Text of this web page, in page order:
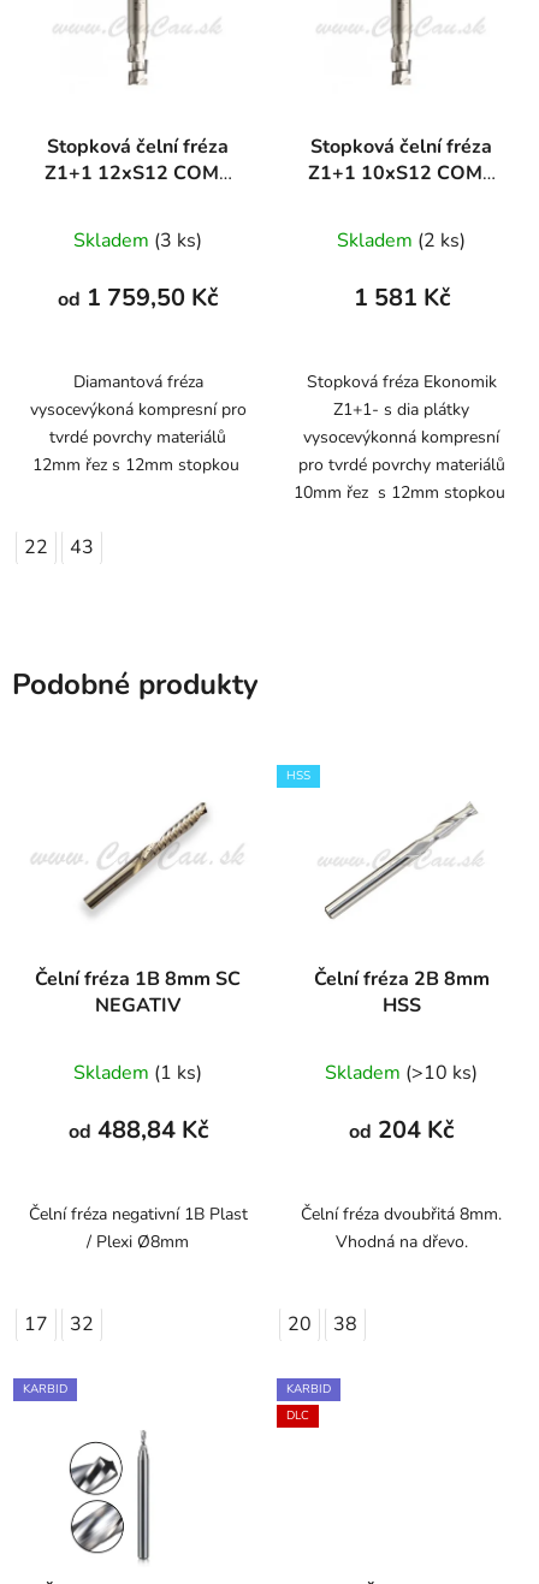
Stopková čelní fréza
Z1+1 12xS12 COMP
Skladem (3 ks)
od 1 759,50 Kč
Diamantová fréza
vysocevýkoná kompresní pro
tvrdé povrchy materiálů
12mm řez s 12mm stopkou
22 43
Stopková čelní fréza
Z1+1 10xS12 COMP
Skladem (2 ks)
1 581 Kč
Stopková fréza Ekonomik
Z1+1- s dia plátky
vysocevýkonná kompresní
pro tvrdé povrchy materiálů
10mm řez s 12mm stopkou
Podobné produkty
Čelní fréza 1B 8mm SC
NEGATIV
Skladem (1 ks)
od 488,84 Kč
Čelní fréza negativní 1B Plast
/ Plexi Ø8mm
17 32
HSS
Čelní fréza 2B 8mm
HSS
hodnocení
produktu
z
5
Skladem (>10 ks)
od 204 Kč
Čelní fréza dvoubřitá 8mm.
Vhodná na dřevo.
20 38
KARBID
KARBID
DLC